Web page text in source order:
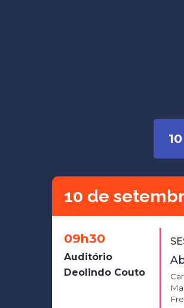
10 de
09h30
Auditório
Deolindo Couto